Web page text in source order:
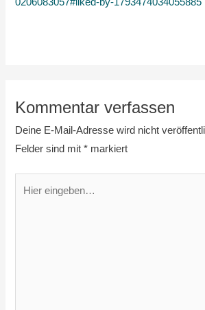
Kommentar verfassen
Deine E-Mail-Adresse wird nicht
Felder sind mit* markiert